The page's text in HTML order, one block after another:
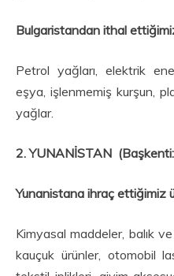
Bulgaristandan ithal
Petrol yağları, elektrik
eşya, işlenmemiş kurşun,
yağlar.
2. YUNANİSTAN
Yunanistana ihraç ettiğimiz
Kimyasal maddeler, balık
kauçuk ürünler, otomobil